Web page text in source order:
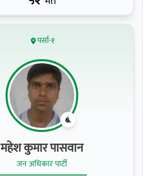
पर्सा-१
महेश कुमार पासवान
जन अधिकार पार्टी